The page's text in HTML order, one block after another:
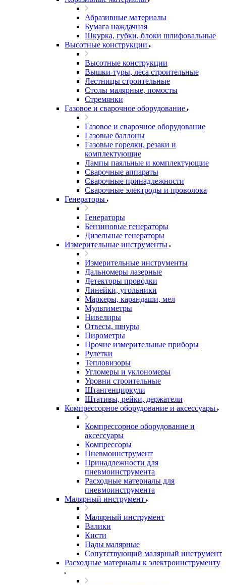
Абразивные материалы
Бумага наждачная
Шкурка, губки, блоки шлифовальные
Высотные конструкции
Высотные конструкции
Вышки-туры, леса строительные
Лестницы строительные
Столы малярные, помосты
Стремянки
Газовое и сварочное оборудование
Газовое и сварочное оборудование
Газовые баллоны
Газовые горелки, резаки и
комплектующие
Лампы паяльные и комплектующие
Сварочные аппараты
Сварочные принадлежности
Сварочные электроды и проволока
Генераторы
Генераторы
Бензиновые генераторы
Дизельные генераторы
Измерительные инструменты
Измерительные инструменты
Дальномеры лазерные
Детекторы проводки
Линейки, угольники
Маркеры, карандаши, мел
Мультиметры
Нивелиры
Отвесы, шнуры
Пирометры
Прочие измерительные приборы
Рулетки
Тепловизоры
Угломеры и уклономеры
Уровни строительные
Штангенциркули
Штативы, рейки, держатели
Компрессорное оборудование и аксессуары
Компрессорное оборудование и
аксессуары
Компрессоры
Пневмоинструмент
Принадлежности для
пневмоинструмента
Расходные материалы для
пневмоинструмента
Малярный инструмент
Малярный инструмент
Валики
Кисти
Пады малярные
Сопутствующий малярный инструмент
Расходные материалы к электроинструменту